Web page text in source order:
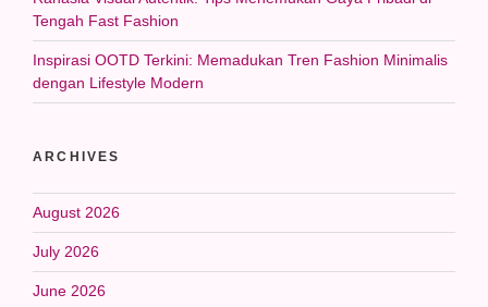
Tengah Fast Fashion
Inspirasi OOTD Terkini: Memadukan Tren Fashion Minimalis
dengan Lifestyle Modern
ARCHIVES
August 2026
July 2026
June 2026